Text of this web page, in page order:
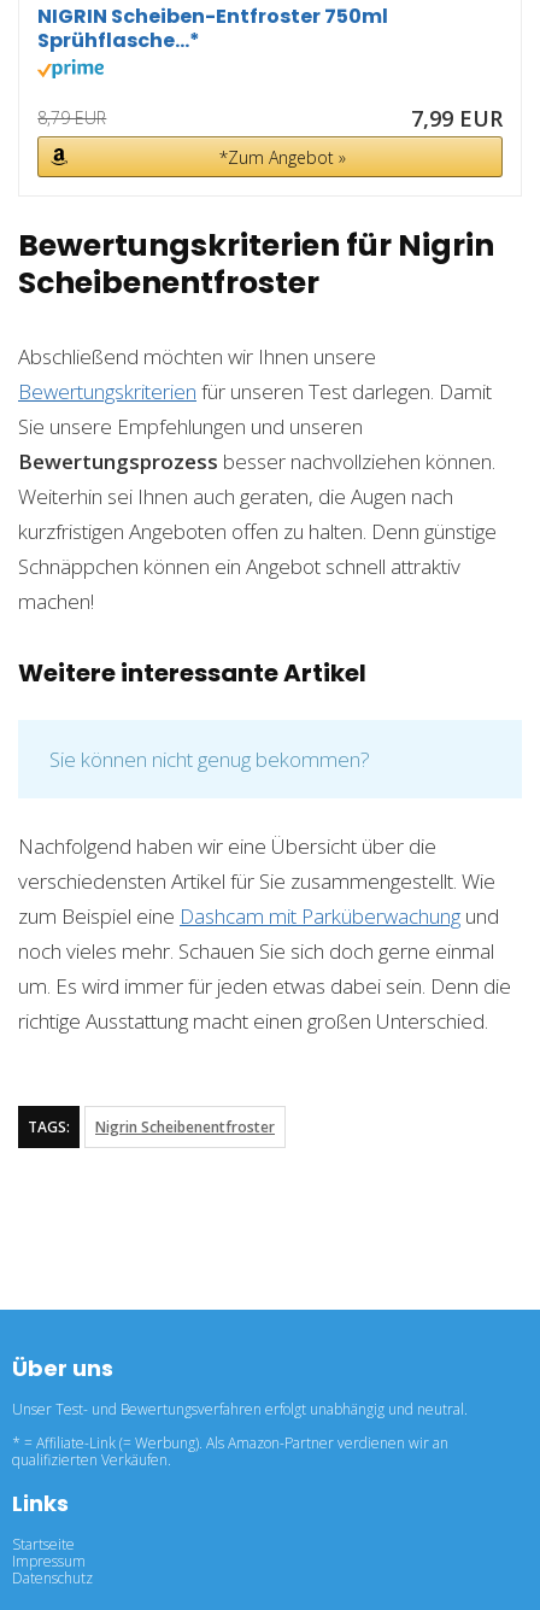
NIGRIN Scheiben-Entfroster 750ml
Sprühflasche...*
8,79 EUR 7,99 EUR
*Zum Angebot »
Bewertungskriterien für Nigrin
Scheibenentfroster
Abschließend möchten wir Ihnen unsere
Bewertungskriterien für unseren Test darlegen. Damit
Sie unsere Empfehlungen und unseren
Bewertungsprozess besser nachvollziehen können.
Weiterhin sei Ihnen auch geraten, die Augen nach
kurzfristigen Angeboten offen zu halten. Denn günstige
Schnäppchen können ein Angebot schnell attraktiv
machen!
Weitere interessante Artikel
Sie können nicht genug bekommen?
Nachfolgend haben wir eine Übersicht über die
verschiedensten Artikel für Sie zusammengestellt. Wie
zum Beispiel eine Dashcam mit Parküberwachung und
noch vieles mehr. Schauen Sie sich doch gerne einmal
um. Es wird immer für jeden etwas dabei sein. Denn die
richtige Ausstattung macht einen großen Unterschied.
TAGS: Nigrin Scheibenentfroster
Über uns
Unser Test- und Bewertungsverfahren erfolgt unabhängig und neutral.
* = Affiliate-Link (= Werbung). Als Amazon-Partner verdienen wir an
qualifizierten Verkäufen.
Links
Startseite
Impressum
Datenschutz